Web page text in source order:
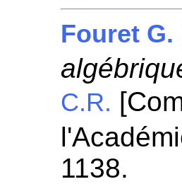
Fouret G.
C.R.
1138.